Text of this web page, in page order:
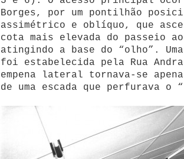
Borges, por um pontilhão
assimétrico e oblíquo, que
cota mais elevada do passeio
atingindo a base do “olho”.
foi estabelecida pela Rua
empena lateral tornava-se
de uma escada que perfurava